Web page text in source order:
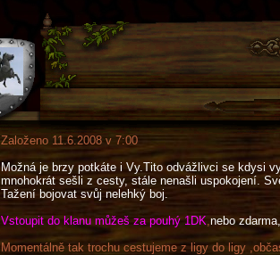
Založeno 11.6.2008 v 7:00
Možná je brzy potkáte i Vy.Tito odvážlivci se kdysi
mnohokrát sešli z cesty, stále nenašli uspokojení.
Tažení bojovat svůj nelehký boj.
Vstoupit do klanu můžeš za pouhý 1DK,nebo
Momentálně tak trochu cestujeme z ligy do ligy